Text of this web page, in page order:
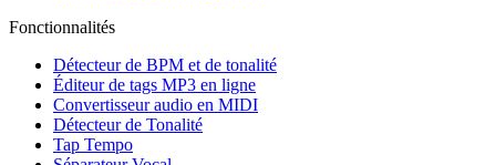
Fonctionnalités
Détecteur de BPM et de tonalité
Éditeur de tags MP3 en ligne
Convertisseur audio en MIDI
Détecteur de Tonalité
Tap Tempo